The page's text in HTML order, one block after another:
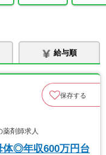
給与順
保存する
剤師求人
体◎年収600万円台